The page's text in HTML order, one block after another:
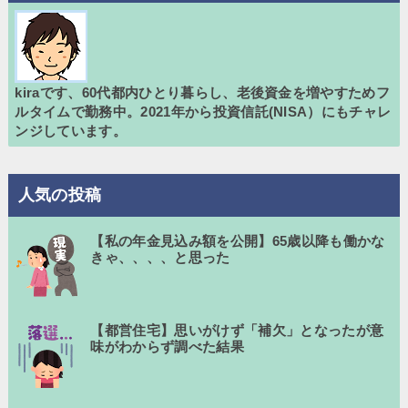
kiraです、60代都内ひとり暮らし、老後資金を増やすためフ
ルタイムで勤務中。2021年から投資信託(NISA）にもチャレ
ンジしています。
人気の投稿
【私の年金見込み額を公開】65歳以降も働かな
きゃ、、、、と思った
【都営住宅】思いがけず「補欠」となったが意
味がわからず調べた結果